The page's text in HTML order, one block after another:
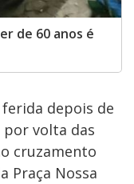
de 60 anos é
depois de
volta das
cruzamento
Praça Nossa